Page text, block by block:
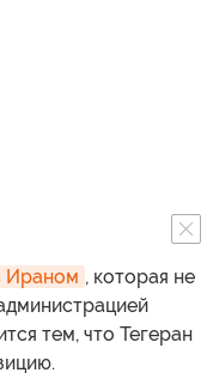
Ираном , которая не
тем, что Тегеран